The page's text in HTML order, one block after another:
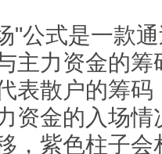
"公式是一款
主力资金的
表散户的筹
资金的入场
，紫色柱子